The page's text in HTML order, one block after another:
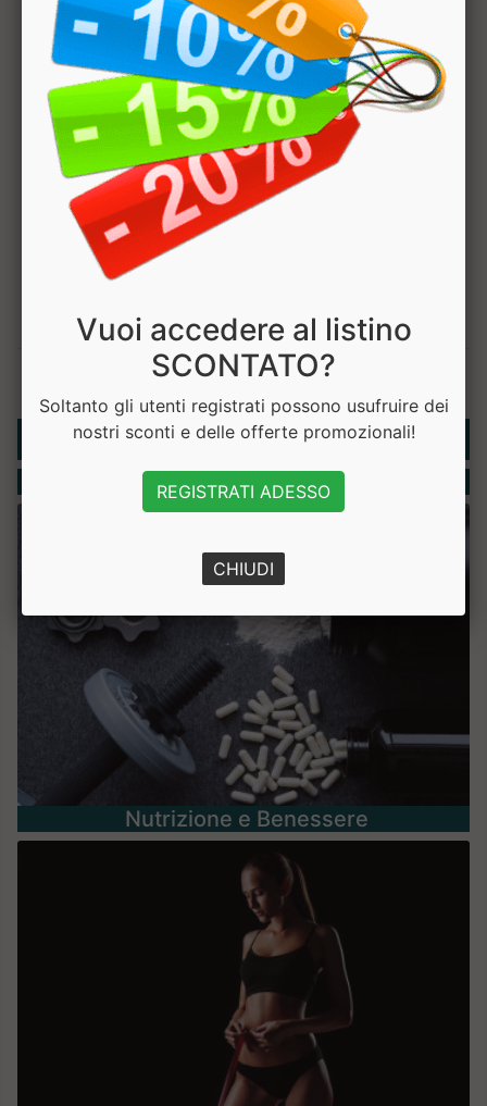
Rubriche
Integratori
Nutrizione e Benessere
Vuoi accedere al listino
SCONTATO?
Soltanto gli utenti registrati possono usufruire dei
nostri sconti e delle offerte promozionali!
REGISTRATI ADESSO
CHIUDI